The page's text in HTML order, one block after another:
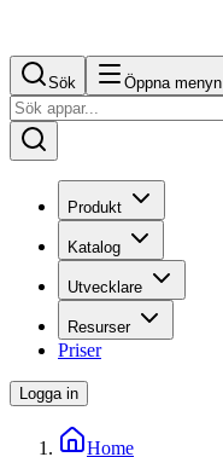
Sök Öppna menyn
Produkt
Katalog
Utvecklare
Resurser
Priser
Logga in
Home